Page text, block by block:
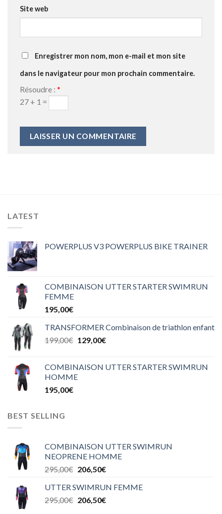
Site web
Enregistrer mon nom, mon e-mail et mon site
dans le navigateur pour mon prochain commentaire.
Résoudre : *
27 + 1 =
LATEST
POWERPLUS V3 POWERPLUS BIKE TRAINER
COMBINAISON UTTER STARTER SWIMRUN
FEMME
195,00€
TRANSFORMER Combinaison de triathlon enfant
199,00€ 129,00€
COMBINAISON UTTER STARTER SWIMRUN
HOMME
195,00€
BEST SELLING
COMBINAISON UTTER SWIMRUN
NEOPRENE HOMME
295,00€ 206,50€
UTTER SWIMRUN FEMME
295,00€ 206,50€